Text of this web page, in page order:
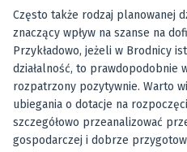
Często także rodzaj planowanej
znaczący wpływ na szanse na
Przykładowo, jeżeli w Brodnicy
działalność, to prawdopodobnie
rozpatrzony pozytywnie. Warto
ubiegania o dotacje na
szczegółowo przeanalizować
gospodarczej i dobrze